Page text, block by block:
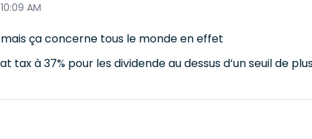
AM
ça concerne tous le monde en effet
tax à 37% pour les dividende au dessus d’un seuil de